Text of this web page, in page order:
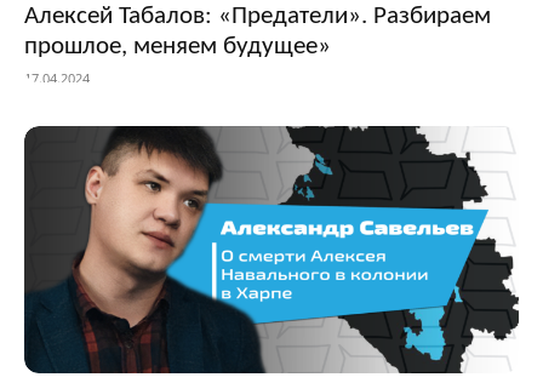
Алексей Табалов: «Предатели». Разбираем
прошлое, меняем будущее»
17.04.2024